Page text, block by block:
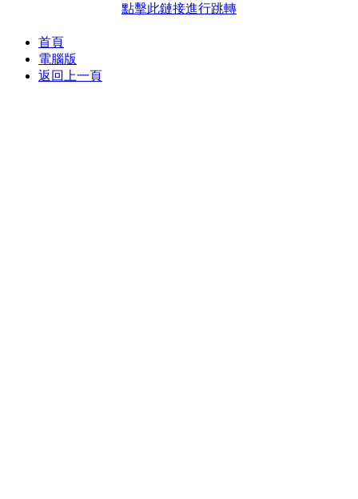
點擊此鏈接進行跳轉
首頁
電腦版
返回上一頁